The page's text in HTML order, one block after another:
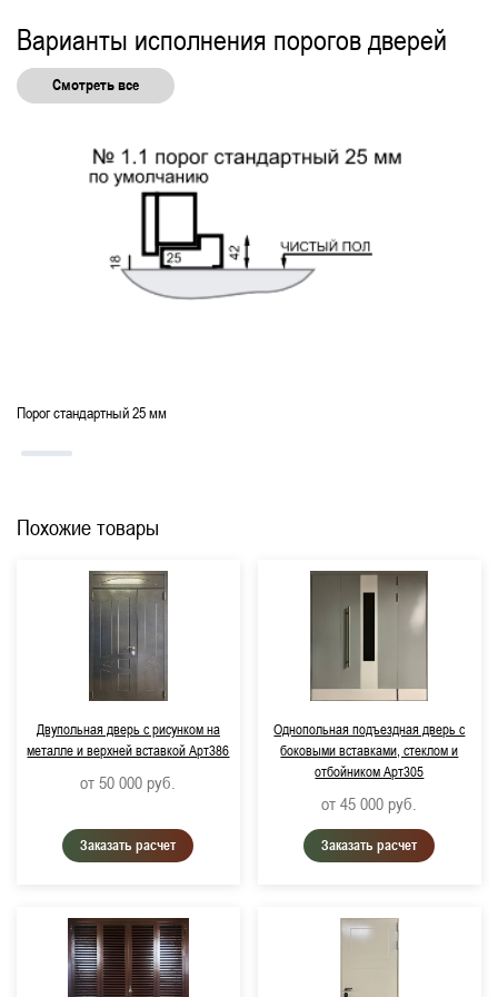
Варианты исполнения порогов дверей
Смотреть все
Порог стандартный 25 мм
Похожие товары
Двупольная дверь с рисунком на
металле и верхней вставкой Арт386
от 50 000 руб.
Заказать расчет
Однопольная подъездная дверь с
боковыми вставками, стеклом и
отбойником Арт305
от 45 000 руб.
Заказать расчет